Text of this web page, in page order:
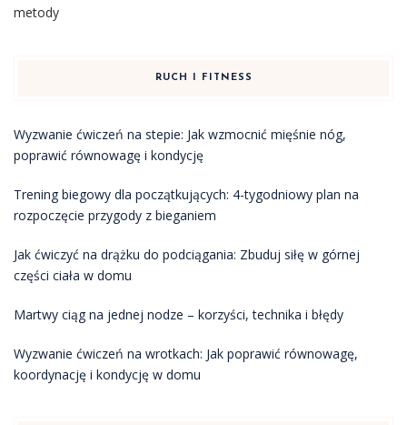
metody
RUCH I FITNESS
Wyzwanie ćwiczeń na stepie: Jak wzmocnić mięśnie nóg,
poprawić równowagę i kondycję
Trening biegowy dla początkujących: 4-tygodniowy plan na
rozpoczęcie przygody z bieganiem
Jak ćwiczyć na drążku do podciągania: Zbuduj siłę w górnej
części ciała w domu
Martwy ciąg na jednej nodze – korzyści, technika i błędy
Wyzwanie ćwiczeń na wrotkach: Jak poprawić równowagę,
koordynację i kondycję w domu